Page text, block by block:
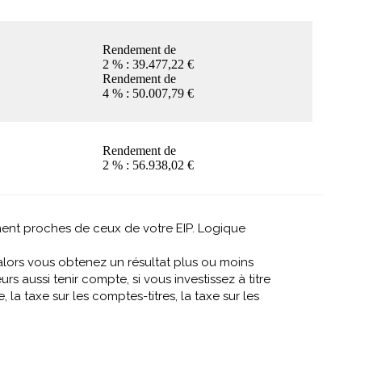
Rendement de
2 % : 39.477,22 €
Rendement de
4 % : 50.007,79 €
Rendement de
2 % : 56.938,02 €
proches de ceux de votre EIP. Logique
vous obtenez un résultat plus ou moins
aussi tenir compte, si vous investissez à titre
taxe sur les comptes-titres, la taxe sur les